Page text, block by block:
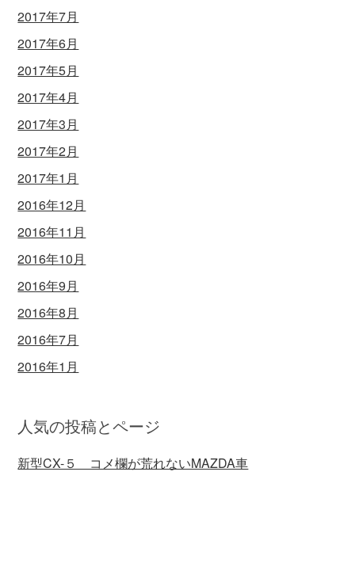
2017年7月
2017年6月
2017年5月
2017年4月
2017年3月
2017年2月
2017年1月
2016年12月
2016年11月
2016年10月
2016年9月
2016年8月
2016年7月
2016年1月
人気の投稿とページ
新型CX-５ コメ欄が荒れないMAZDA車